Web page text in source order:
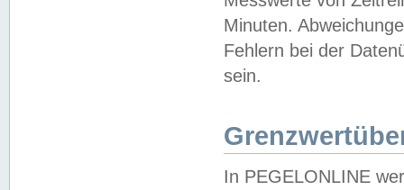
Minuten.
Fehlern bei der
sein.
In PEGELONLINE